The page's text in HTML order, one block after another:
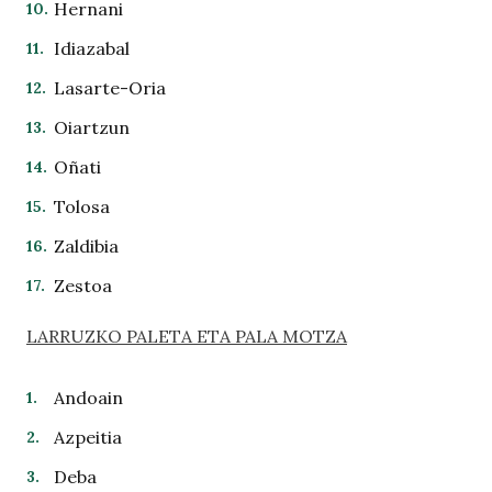
Hernani
Idiazabal
Lasarte-Oria
Oiartzun
Oñati
Tolosa
Zaldibia
Zestoa
LARRUZKO PALETA ETA PALA MOTZA
Andoain
Azpeitia
Deba